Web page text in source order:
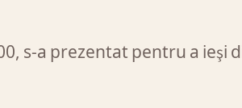
s-a prezentat pentru a ieşi